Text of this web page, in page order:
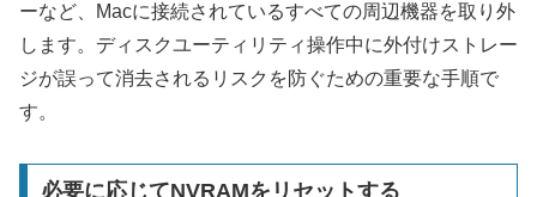
ーなど、Macに接続されているすべての周辺機器を取り外
します。ディスクユーティリティ操作中に外付けストレー
ジが誤って消去されるリスクを防ぐための重要な手順で
す。
必要に応じてNVRAMをリセットする